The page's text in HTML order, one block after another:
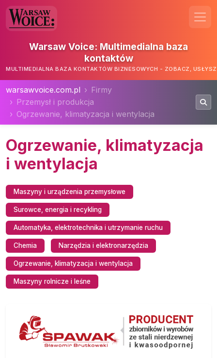
Warsaw Voice: Multimedialna baza
kontaktów
MULTIMEDIALNA BAZA KONTAKTÓW BIZNESOWYCH - ZOBACZ,
warsawvoice.com.pl
Firmy
Przemysł i produkcja
Ogrzewanie, klimatyzacja i wentylacja
Ogrzewanie, klimatyzacja
i wentylacja
Maszyny i urządzenia przemysłowe
Surowce, energia i recykling
Automatyka, elektrotechnika i utrzymanie ruchu
Chemia Narzędzia i elektronarzędzia
Ogrzewanie, klimatyzacja i wentylacja
Maszyny rolnicze i leśne